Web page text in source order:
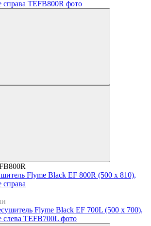
Flyme Black EF 800R (500 х 810),
справа